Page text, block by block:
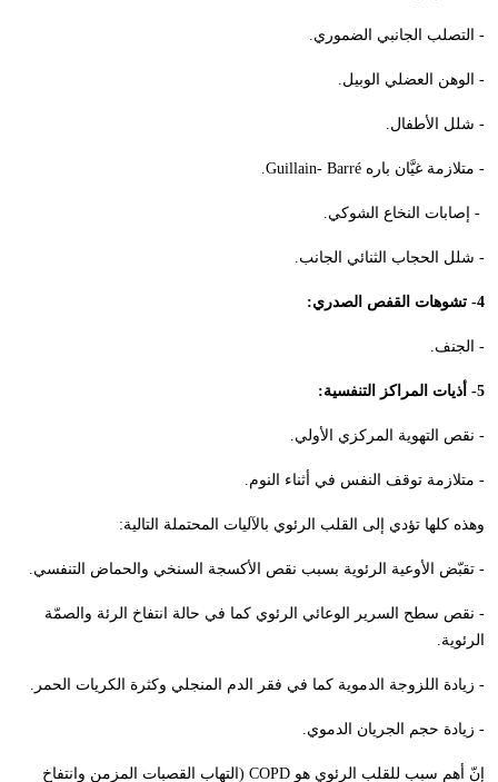
- التصلب الجانبي الضموري.
- الوهن العضلي الوبيل.
- شلل الأطفال.
- متلازمة غيَّان باره Guillain- Barré
.
- إصابات النخاع الشوكي.
- شلل الحجاب الثنائي الجانب.
4- تشوهات القفص الصدري:
- الجنف.
5- أذيات المراكز التنفسية:
- نقص التهوية المركزي الأولي.
- متلازمة توقف النفس في أثناء النوم.
وهذه كلها تؤدي إلى القلب الرئوي بالآليات المحتملة التالية:
- تقبّض الأوعية الرئوية بسبب نقص الأكسجة السنخي والحماض التنفسي.
- نقص سطح السرير الوعائي الرئوي كما في حالة انتفاخ الرئة والصمّة
الرئوية.
- زيادة اللزوجة الدموية كما في فقر الدم المنجلي وكثرة الكريات الحمر.
- زيادة حجم الجريان الدموي.
إنّ أهم سبب للقلب الرئوي هو COPD (التهاب القصبات المزمن وانتفاخ